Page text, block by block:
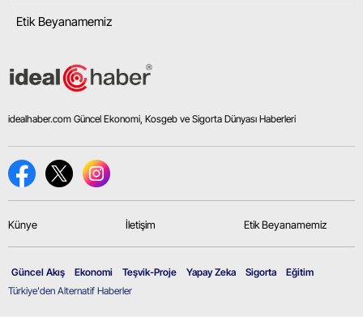
Etik Beyanamemiz
idealhaber.com Güncel Ekonomi, Kosgeb ve Sigorta Dünyası Haberleri
Künye İletişim Etik Beyanamemiz
Türkiye'den Alternatif Haberler
Güncel Akış Ekonomi Teşvik-Proje Yapay Zeka Sigorta Eğitim